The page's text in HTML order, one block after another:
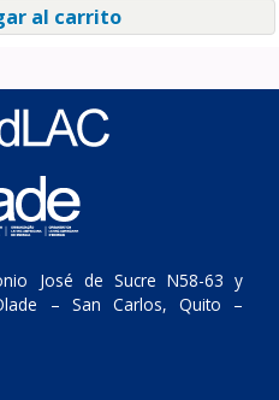
al carrito
José de Sucre N58-63 y
– San Carlos, Quito –